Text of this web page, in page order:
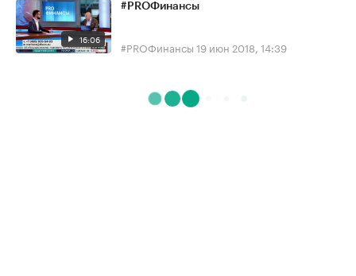
16:06
#PROФинансы
#PROФинансы 19 июн 2018, 14:39